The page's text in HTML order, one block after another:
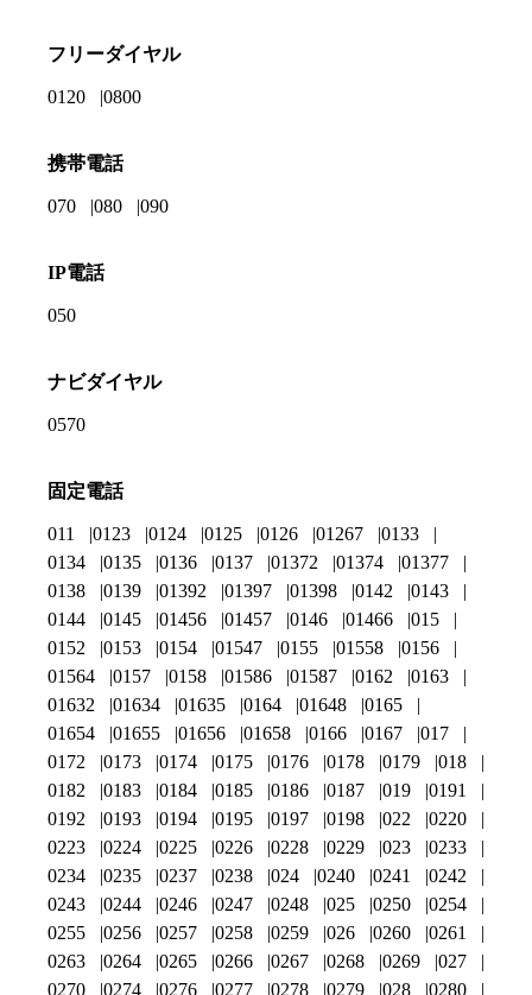
フリーダイヤル
0120 0800
携帯電話
070 080 090
IP電話
050
ナビダイヤル
0570
固定電話
011 0123 0124 0125 0126 01267
0133
0134
0135 0136 0137 01372 01374
01377
0138
0139 01392 01397 01398 0142
0143
0144
0145 01456 01457 0146 01466
015
0152
0153 0154 01547 0155 01558
0156
01564
0157 0158 01586 01587 0162
0163
01632
01634 01635 0164 01648
0165
01654
01655 01656 01658 0166 0167
017
0172
0173 0174 0175 0176 0178 0179
018
0182
0183 0184 0185 0186 0187 019
0191
0192
0193 0194 0195 0197 0198 022
0220
0223
0224 0225 0226 0228 0229 023
0233
0234
0235 0237 0238 024 0240 0241
0242
0243
0244 0246 0247 0248 025 0250
0254
0255
0256 0257 0258 0259 026 0260
0261
0263
0264 0265 0266 0267 0268 0269
027
0270
0274 0276 0277 0278 0279 028 0280